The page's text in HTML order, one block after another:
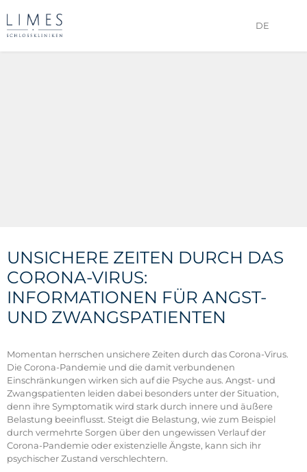
DE
UNSICHERE ZEITEN DURCH DAS
CORONA-VIRUS:
INFORMATIONEN FÜR ANGST-
UND ZWANGSPATIENTEN
Momentan herrschen unsichere Zeiten durch das Corona-Virus.
Die Corona-Pandemie und die damit verbundenen
Einschränkungen wirken sich auf die Psyche aus. Angst- und
Zwangspatienten leiden dabei besonders unter der Situation,
denn ihre Symptomatik wird stark durch innere und äußere
Belastung beeinflusst. Steigt die Belastung, wie zum Beispiel
durch vermehrte Sorgen über den ungewissen Verlauf der
Corona-Pandemie oder existenzielle Ängste, kann sich ihr
psychischer Zustand verschlechtern.